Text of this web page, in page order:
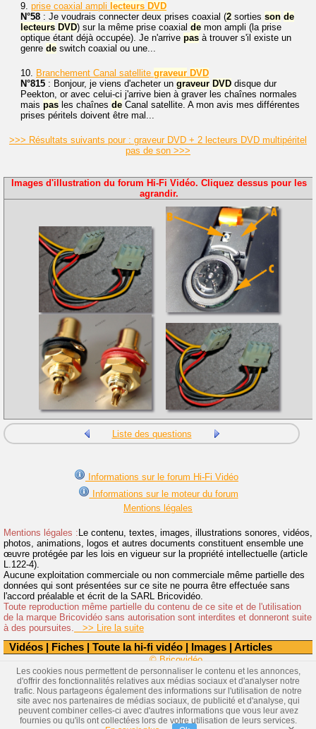
Vidéos | Fiches | Toute la hi-fi vidéo | Images | Articles
9. prise coaxial ampli lecteurs DVD
N°58 : Je voudrais connecter deux prises coaxial (2 sorties son de
lecteurs DVD) sur la même prise coaxial de mon ampli (la prise
optique étant déjà occupée). Je n'arrive pas à trouver s'il existe un
genre de switch coaxial ou une...
10. Branchement Canal satellite graveur DVD
N°815 : Bonjour, je viens d'acheter un graveur DVD disque dur
Peekton, or avec celui-ci j'arrive bien à graver les chaînes normales
mais pas les chaînes de Canal satellite. A mon avis mes différentes
prises péritels doivent être mal...
>>> Résultats suivants pour : graveur DVD + 2 lecteurs DVD multipéritel
pas de son >>>
Images d'illustration du forum Hi-Fi Vidéo. Cliquez dessus pour les
agrandir.
Liste des questions
Informations sur le forum Hi-Fi Vidéo
Informations sur le moteur du forum
Mentions légales
Mentions légales : Le contenu, textes, images, illustrations sonores, vidéos,
photos, animations, logos et autres documents constituent ensemble une
œuvre protégée par les lois en vigueur sur la propriété intellectuelle (article
L.122-4).
Aucune exploitation commerciale ou non commerciale même partielle des
données qui sont présentées sur ce site ne pourra être effectuée sans
l'accord préalable et écrit de la SARL Bricovidéo.
Toute reproduction même partielle du contenu de ce site et de l'utilisation
de la marque Bricovidéo sans autorisation sont interdites et donneront suite
à des poursuites. >> Lire la suite
© Bricovidéo
Les cookies nous permettent de personnaliser le contenu et les annonces,
d'offrir des fonctionnalités relatives aux médias sociaux et d'analyser notre
trafic. Nous partageons également des informations sur l'utilisation de notre
site avec nos partenaires de médias sociaux, de publicité et d'analyse, qui
peuvent combiner celles-ci avec d'autres informations que vous leur avez
fournies ou qu'ils ont collectées lors de votre utilisation de leurs services.